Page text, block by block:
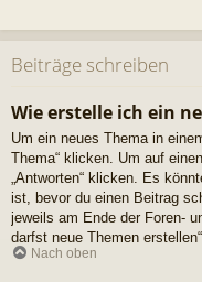
Beiträge schreiben
Wie erstelle ich ein
Um ein neues Thema in
Thema“ klicken. Um auf
„Antworten“ klicken. Es
ist, bevor du einen Beitrag
jeweils am Ende der Foren-
darfst neue Themen
Nach oben